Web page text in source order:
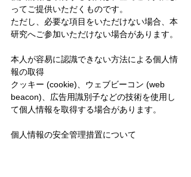
ってご提供いただくものです。
ただし、必要な項⽬をいただけない場合、本
研究へご参加いただけない場合があります。
本人が容易に認識できない方法による個人情
報の取得
クッキー (cookie)、ウェブビーコン (web
beacon)、広告用識別子などの技術を使用し
て個人情報を取得する場合があります。
個人情報の安全管理措置について